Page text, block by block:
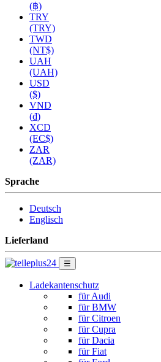
(฿)
TRY
(TRY)
TWD
(NT$)
UAH
(UAH)
USD
($)
VND
(₫)
XCD
(EC$)
ZAR
(ZAR)
Sprache
Deutsch
Englisch
Lieferland
☰
Ladekantenschutz
für Audi
für BMW
für Citroen
für Cupra
für Dacia
für Fiat